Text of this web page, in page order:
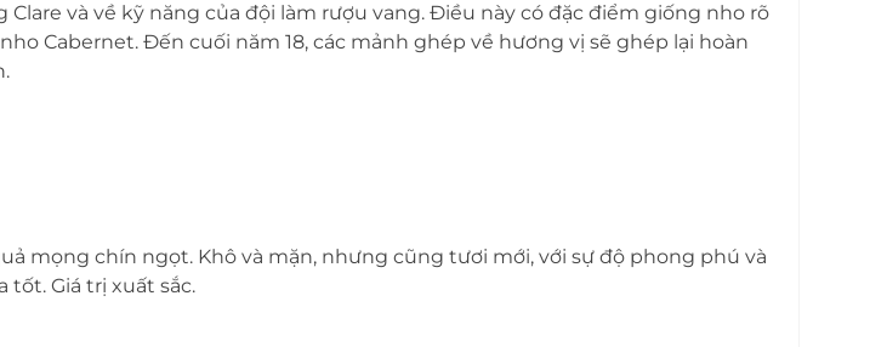
và về kỹ năng của đội làm rượu vang. Điều này có đặc điểm giống nho rõ
Cabernet. Đến cuối năm 18, các mảnh ghép về hương vị sẽ ghép lại hoàn
mọng chín ngọt. Khô và mặn, nhưng cũng tươi mới, với sự độ phong phú và
tốt. Giá trị xuất sắc.